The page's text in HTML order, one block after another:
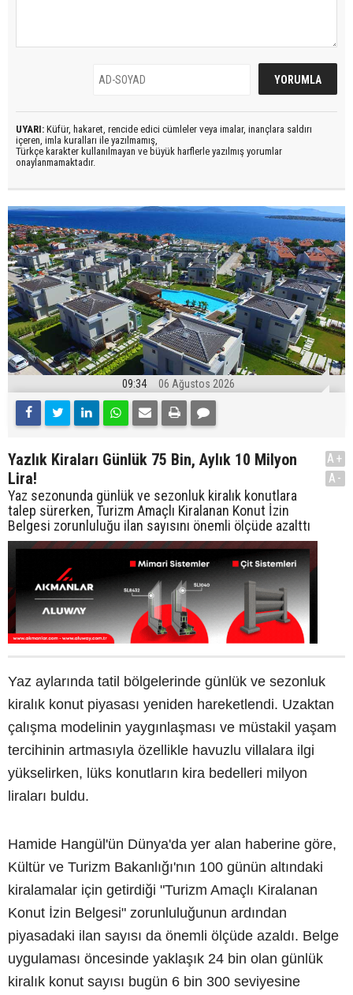
UYARI: Küfür, hakaret, rencide edici cümleler veya imalar, inançlara saldırı
içeren, imla kuralları ile yazılmamış,
Türkçe karakter kullanılmayan ve büyük harflerle yazılmış yorumlar
onaylanmamaktadır.
09:34 06 Ağustos 2026
Yazlık Kiraları Günlük 75 Bin, Aylık 10 Milyon
Lira!
Yaz sezonunda günlük ve sezonluk kiralık konutlara
talep sürerken, Turizm Amaçlı Kiralanan Konut İzin
Belgesi zorunluluğu ilan sayısını önemli ölçüde azalttı
A+
A-
Yaz aylarında tatil bölgelerinde günlük ve sezonluk
kiralık konut piyasası yeniden hareketlendi. Uzaktan
çalışma modelinin yaygınlaşması ve müstakil yaşam
tercihinin artmasıyla özellikle havuzlu villalara ilgi
yükselirken, lüks konutların kira bedelleri milyon
liraları buldu.
Hamide Hangül'ün Dünya'da yer alan haberine göre,
Kültür ve Turizm Bakanlığı'nın 100 günün altındaki
kiralamalar için getirdiği "Turizm Amaçlı Kiralanan
Konut İzin Belgesi" zorunluluğunun ardından
piyasadaki ilan sayısı da önemli ölçüde azaldı. Belge
uygulaması öncesinde yaklaşık 24 bin olan günlük
kiralık konut sayısı bugün 6 bin 300 seviyesine